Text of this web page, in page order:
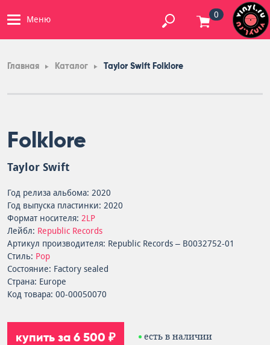
Меню 0
Главная Каталог Taylor Swift Folklore
Folklore
Taylor Swift
Год релиза альбома: 2020
Год выпуска пластинки: 2020
Формат носителя: 2LP
Лейбл: Republic Records
Артикул производителя: Republic Records – B0032752-01
Стиль: Pop
Состояние: Factory sealed
Страна: Europe
Код товара: 00-00050070
купить за 6 500 ₽ есть в наличии